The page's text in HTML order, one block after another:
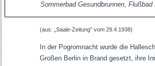
Sommerbad Gesundbrunnen, Flußbad
(aus: „Saale-Zeitung” vom 29.4.1938)
In der Pogromnacht wurde die
Großen Berlin in Brand gesetzt, ihre